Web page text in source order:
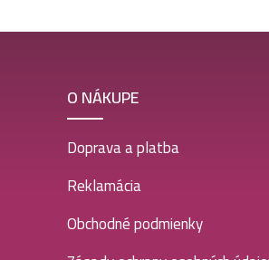
O NÁKUPE
Doprava a platba
Reklamácia
Obchodné podmienky